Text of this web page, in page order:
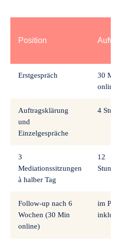
Position Aufwand
Erstgespräch
30 Min
online
Auftragsklärung
und
Einzelgespräche
4 Stunden
3
Mediationssitzungen
à halber Tag
12
Stunden
Follow-up nach 6
Wochen (30 Min
online)
im Preis
inkludiert